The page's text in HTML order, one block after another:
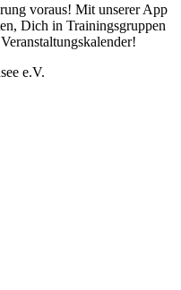
voraus! Mit unserer App
Dich in Trainingsgruppen
e.V.